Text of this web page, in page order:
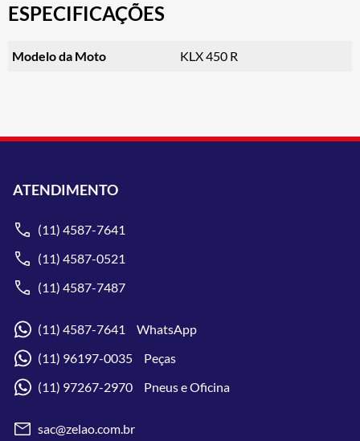
ESPECIFICAÇÕES
Modelo da Moto KLX 450 R
ATENDIMENTO
(11) 4587-7641
(11) 4587-0521
(11) 4587-7487
(11) 4587-7641 WhatsApp
(11) 96197-0035 Peças
(11) 97267-2970 Pneus e Oficina
sac@zelao.com.br